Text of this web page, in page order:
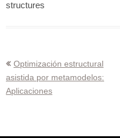
structures
Navegación
de
Optimización estructural
asistida por metamodelos:
Aplicaciones